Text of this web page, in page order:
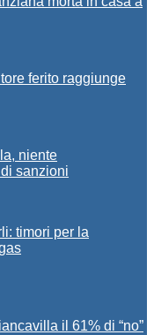
ferito raggiunge
niente
sanzioni
timori per la
il 61% di “no”